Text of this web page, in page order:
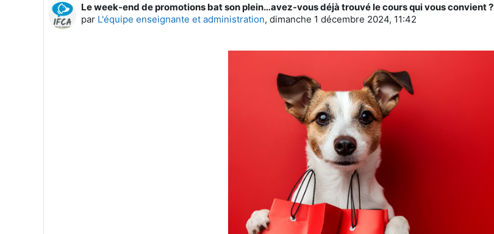
Le week-end de promotions bat son plein…avez-vous déjà trouvé le cours qui vous convient ?
par L'équipe enseignante et administration, dimanche 1 décembre 2024, 11:42
Nombre de réponses : 0